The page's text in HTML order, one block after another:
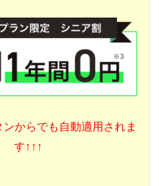
からでも自動適用されま
す↑↑↑